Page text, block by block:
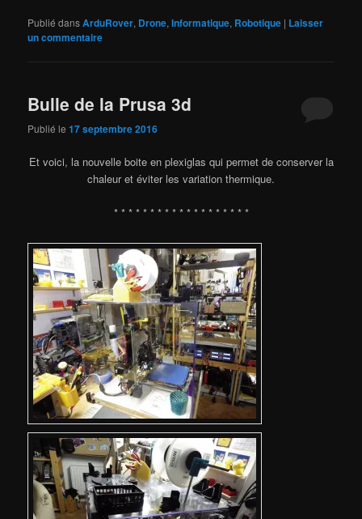
Publié dansArduRover, Drone,Informatique, Robotique | Laisser
un commentaire
Bulle de la Prusa 3d
Publié le17 septembre 2016
Et voici, la nouvelle boite en plexiglas qui permet de conserver la
chaleur et éviter les variation thermique.
* * * * * * * * * * * * * * * * * * *